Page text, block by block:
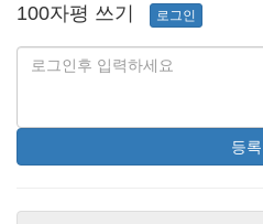
100자평 쓰기 로그인
등록